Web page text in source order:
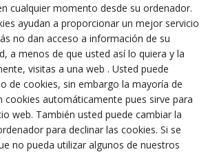
cualquier momento desde su ordenador.
ayudan a proporcionar un mejor servicio
no dan acceso a información de su
a menos de que usted así lo quiera y la
visitas a una web . Usted puede
de cookies, sin embargo la mayoría de
cookies automáticamente pues sirve para
web. También usted puede cambiar la
para declinar las cookies. Si se
no pueda utilizar algunos de nuestros